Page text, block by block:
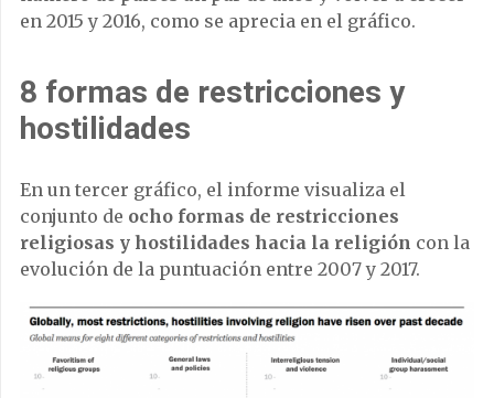
en 2015 y 2016, como se aprecia en el gráfico.
8 formas de restricciones y
hostilidades
En un tercer gráfico, el informe visualiza el
conjunto de ocho formas de restricciones
religiosas y hostilidades hacia la religión con la
evolución de la puntuación entre 2007 y 2017.